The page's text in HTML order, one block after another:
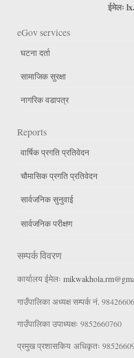
ईमेलः
eGov services
घटना दर्ता
सामाजिक सुरक्षा
नागरिक वडापत्र
Reports
वार्षिक प्रगति प्रतिवेदन
चौमासिक प्रगति प्रतिवेदन
सार्वजनिक सुनुवाई
सार्वजनिक परीक्षण
सम्पर्क विवरण
कार्यालय ईमेलः
गाउँपालिका अध्यक्ष सम्पर्क नं.
गाउँपालिका उपाध्यक्षः 9852660760
प्रमुख प्रशासकिय अधिकृतः